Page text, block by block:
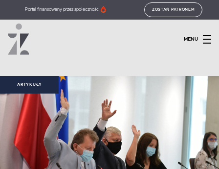
Portal finansowany przez społeczność ZOSTAŃ PATRONEM
MENU
ARTYKUŁY